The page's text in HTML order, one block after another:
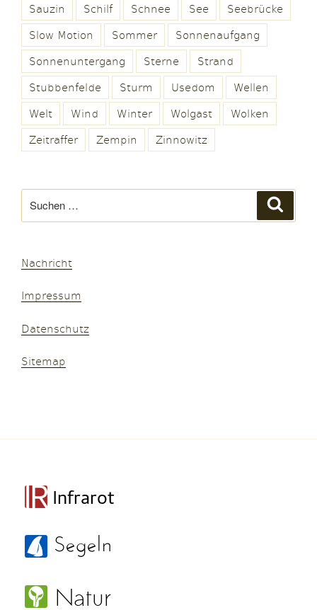
Sauzin
Schilf Schnee See
Seebrücke
Slow Motion
Sommer
Sonnenaufgang
Sonnenuntergang
Sterne
Strand
Stubbenfelde
Sturm Usedom
Wellen
Welt
Wind Winter Wolgast
Wolken
Zeitraffer
Zempin Zinnowitz
nach:
Nachricht
Impressum
Datenschutz
Sitemap